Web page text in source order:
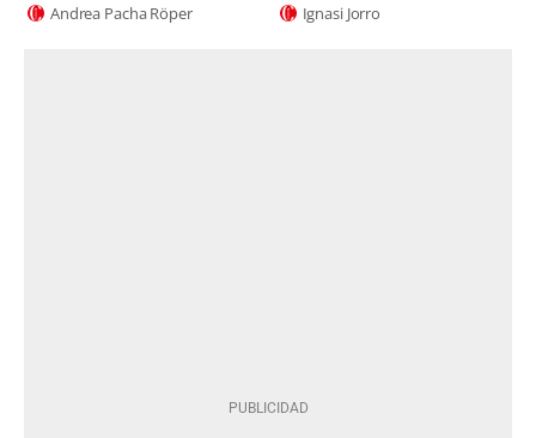
Andrea Pacha Röper Ignasi Jorro